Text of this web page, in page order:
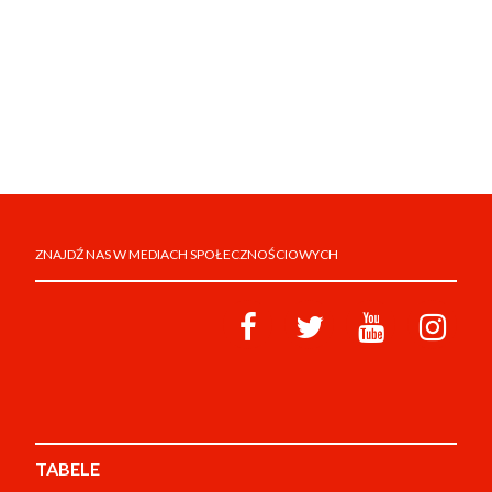
ZNAJDŹ NAS W MEDIACH SPOŁECZNOŚCIOWYCH
TABELE